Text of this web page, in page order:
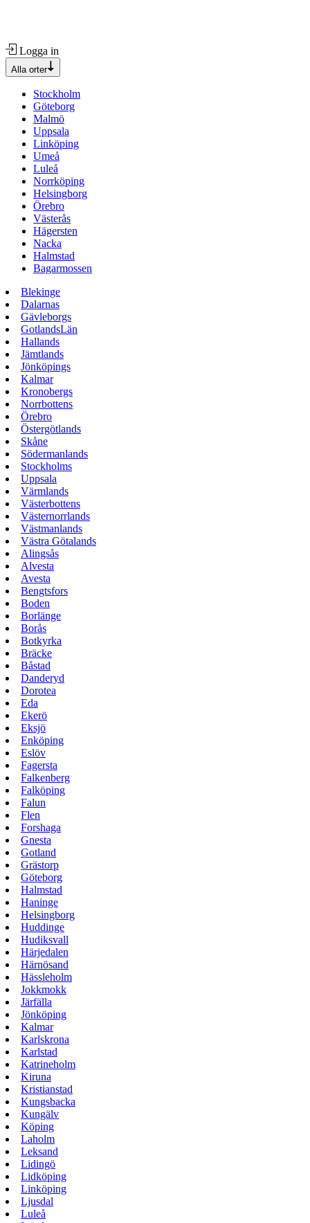
Logga in
Alla orter
Stockholm
Göteborg
Malmö
Uppsala
Linköping
Umeå
Luleå
Norrköping
Helsingborg
Örebro
Västerås
Hägersten
Nacka
Halmstad
Bagarmossen
Blekinge
Dalarnas
Gävleborgs
GotlandsLän
Hallands
Jämtlands
Jönköpings
Kalmar
Kronobergs
Norrbottens
Örebro
Östergötlands
Skåne
Södermanlands
Stockholms
Uppsala
Värmlands
Västerbottens
Västernorrlands
Västmanlands
Västra Götalands
Alingsås
Alvesta
Avesta
Bengtsfors
Boden
Borlänge
Borås
Botkyrka
Bräcke
Båstad
Danderyd
Dorotea
Eda
Ekerö
Eksjö
Enköping
Eslöv
Fagersta
Falkenberg
Falköping
Falun
Flen
Forshaga
Gnesta
Gotland
Grästorp
Göteborg
Halmstad
Haninge
Helsingborg
Huddinge
Hudiksvall
Härjedalen
Härnösand
Hässleholm
Jokkmokk
Järfälla
Jönköping
Kalmar
Karlskrona
Karlstad
Katrineholm
Kiruna
Kristianstad
Kungsbacka
Kungälv
Köping
Laholm
Leksand
Lidingö
Lidköping
Linköping
Ljusdal
Luleå